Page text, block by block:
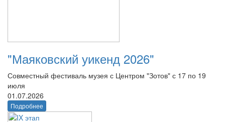
"Маяковский уикенд 2026"
Совместный фестиваль музея с Центром "Зотов" с 17 по 19
июля
01.07.2026
Подробнее